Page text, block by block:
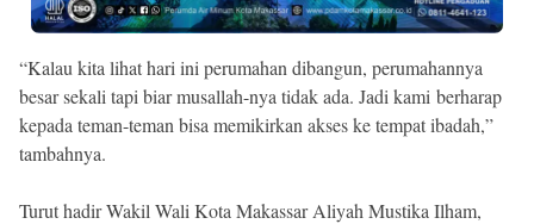
“Kalau kita lihat hari ini perumahan dibangun, perumahannya
besar sekali tapi biar musallah-nya tidak ada. Jadi kami berharap
kepada teman-teman bisa memikirkan akses ke tempat ibadah,”
tambahnya.
Turut hadir Wakil Wali Kota Makassar Aliyah Mustika Ilham,